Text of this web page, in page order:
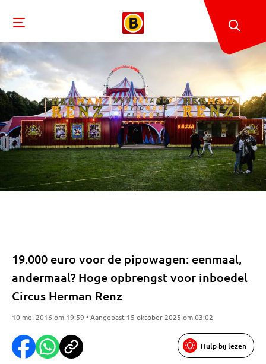
19.000 euro voor de pipowagen: eenmaal,
andermaal? Hoge opbrengst voor inboedel
Circus Herman Renz
10 mei 2016 om 19:59 • Aangepast 15 oktober 2025 om 03:02
Hulp bij lezen